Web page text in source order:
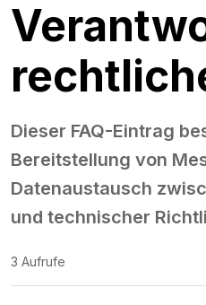
Dieser FAQ-Eintrag
Bereitstellung von
Datenaustausch
und technischer
3 Aufrufe